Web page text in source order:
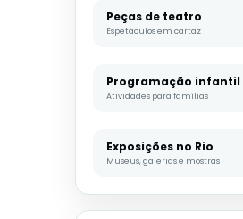
Peças de teatro
Espetáculos em cartaz
Programação infantil
Atividades para famílias
Exposições no Rio
Museus, galerias e mostras